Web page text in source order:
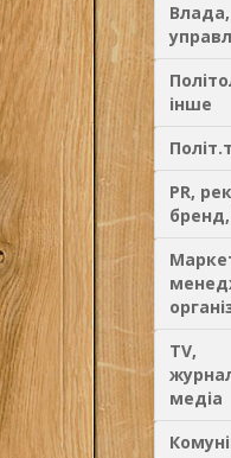
інше
PR,
TV,
медіа